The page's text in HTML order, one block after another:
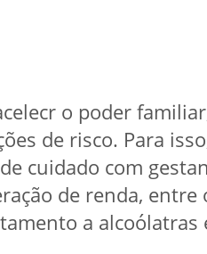
o poder
de risco. Para
cuidado com
de renda,
a alcoólatras